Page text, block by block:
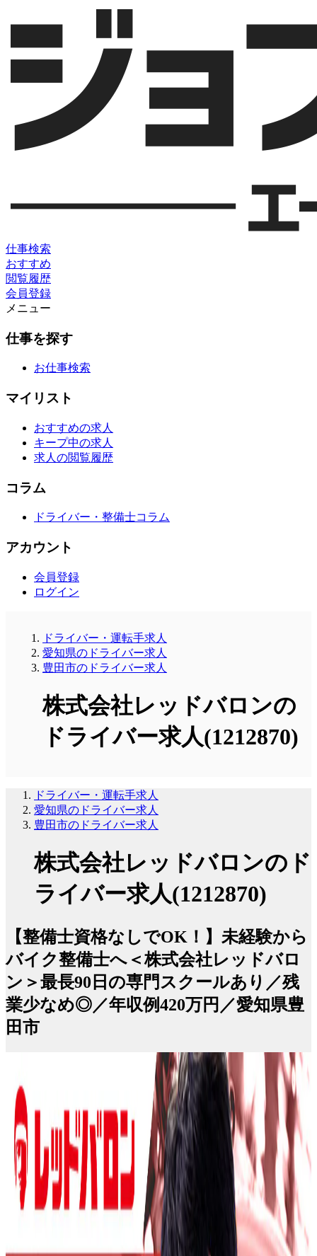
仕事検索
おすすめ
閲覧履歴
会員登録
メニュー
仕事を探す
お仕事検索
マイリスト
おすすめの求人
キープ中の求人
求人の閲覧履歴
コラム
ドライバー・整備士コラム
アカウント
会員登録
ログイン
ドライバー・運転手求人
愛知県のドライバー求人
豊田市のドライバー求人
株式会社レッドバロンの
ドライバー求人(1212870)
ドライバー・運転手求人
愛知県のドライバー求人
豊田市のドライバー求人
株式会社レッドバロンのド
ライバー求人(1212870)
【整備士資格なしでOK！】未経験から
バイク整備士へ＜株式会社レッドバロ
ン＞最長90日の専門スクールあり／残
業少なめ◎／年収例420万円／愛知県豊
田市